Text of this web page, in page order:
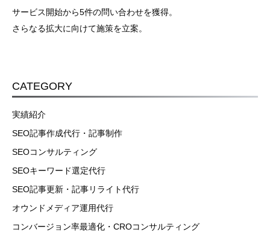
サービス開始から5件の問い合わせを獲得。
さらなる拡大に向けて施策を立案。
CATEGORY
実績紹介
SEO記事作成代行・記事制作
SEOコンサルティング
SEOキーワード選定代行
SEO記事更新・記事リライト代行
オウンドメディア運用代行
コンバージョン率最適化・CROコンサルティング